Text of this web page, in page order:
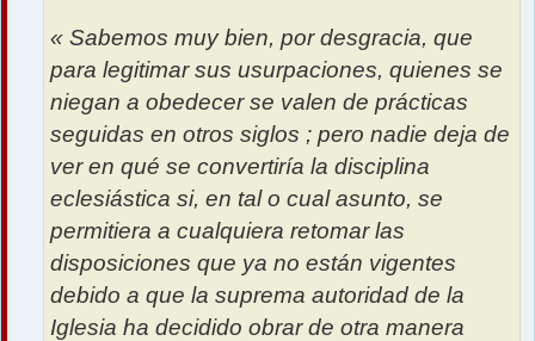
« Sabemos muy bien, por desgracia, que
para legitimar sus usurpaciones, quienes se
niegan a obedecer se valen de prácticas
seguidas en otros siglos ; pero nadie deja de
ver en qué se convertiría la disciplina
eclesiástica si, en tal o cual asunto, se
permitiera a cualquiera retomar las
disposiciones que ya no están vigentes
debido a que la suprema autoridad de la
Iglesia ha decidido obrar de otra manera